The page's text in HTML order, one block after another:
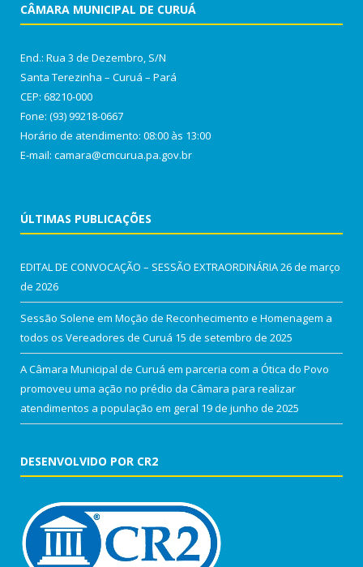
CÂMARA MUNICIPAL DE CURUÁ
End.: Rua 3 de Dezembro, S/N
Santa Terezinha – Curuá – Pará
CEP: 68210-000
Fone: (93) 99218-0667
Horário de atendimento: 08:00 às 13:00
E-mail: camara@cmcurua.pa.gov.br
ÚLTIMAS PUBLICAÇÕES
EDITAL DE CONVOCAÇÃO – SESSÃO EXTRAORDINÁRIA26 de março
de 2026
Sessão Solene em Moção de Reconhecimento e Homenagem a
todos os Vereadores de Curuá 15 de setembro de 2025
A Câmara Municipal de Curuá em parceria com a Ótica do Povo
promoveu uma ação no prédio da Câmara para realizar
atendimentos a população em geral 19 de junho de 2025
DESENVOLVIDO POR CR2